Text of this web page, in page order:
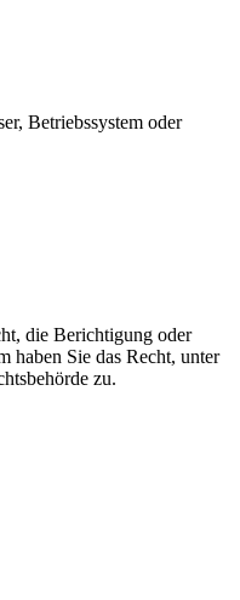
Betriebssystem oder
die Berichtigung oder
haben Sie das Recht, unter
zu.